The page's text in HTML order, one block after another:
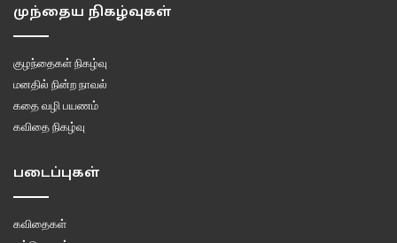
சண்டை போய் எல்லோரிடமும் சந்தோஷம் ஒட்டிக்கொண்டது.
முந்தைய நிகழ்வுகள்
குழந்தைகள் நிகழ்வு
மனதில் நின்ற நாவல்
கதை வழி பயணம்
கவிதை நிகழ்வு
படைப்புகள்
கவிதைகள்